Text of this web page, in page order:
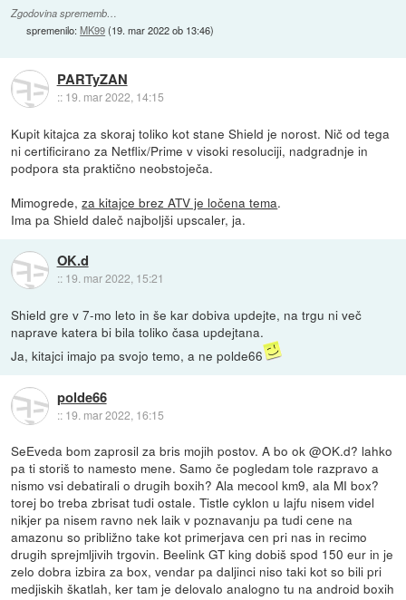
Zgodovina sprememb…
spremenilo:MK99(19. mar 2022 ob 13:46)
PARTyZAN
:: 19. mar 2022, 14:15
Kupit kitajca za skoraj toliko kot stane Shield je norost. Nič od tega
ni certificirano za Netflix/Prime v visoki resoluciji, nadgradnje in
podpora sta praktično neobstoječa.
Mimogrede,za kitajce brez ATV je ločena tema.
Ima pa Shield daleč najboljši upscaler, ja.
OK.d
:: 19. mar 2022, 15:21
Shield gre v 7-mo leto in še kar dobiva updejte, na trgu ni več
naprave katera bi bila toliko časa updejtana.
Ja, kitajci imajo pa svojo temo, a ne polde66
polde66
:: 19. mar 2022, 16:15
SeEveda bom zaprosil za bris mojih postov. A bo ok @OK.d? lahko
pa ti storiš to namesto mene. Samo če pogledam tole razpravo a
nismo vsi debatirali o drugih boxih? Ala mecool km9, ala MI box?
torej bo treba zbrisat tudi ostale. Tistle cyklon u lajfu nisem videl
nikjer pa nisem ravno nek laik v poznavanju pa tudi cene na
amazonu so približno take kot primerjava cen pri nas in recimo
drugih sprejmljivih trgovin. Beelink GT king dobiš spod 150 eur in je
zelo dobra izbira za box, vendar pa daljinci niso taki kot so bili pri
medjiskih škatlah, ker tam je delovalo analogno tu na android boxih